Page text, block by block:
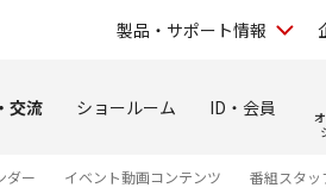
製品・サポート情報
交流 ショールーム ID・会員
ダー イベント動画コンテンツ 番組スタッ